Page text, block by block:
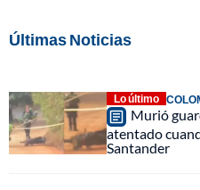
Últimas Noticias
Lo último
Murió
atentado
Santander